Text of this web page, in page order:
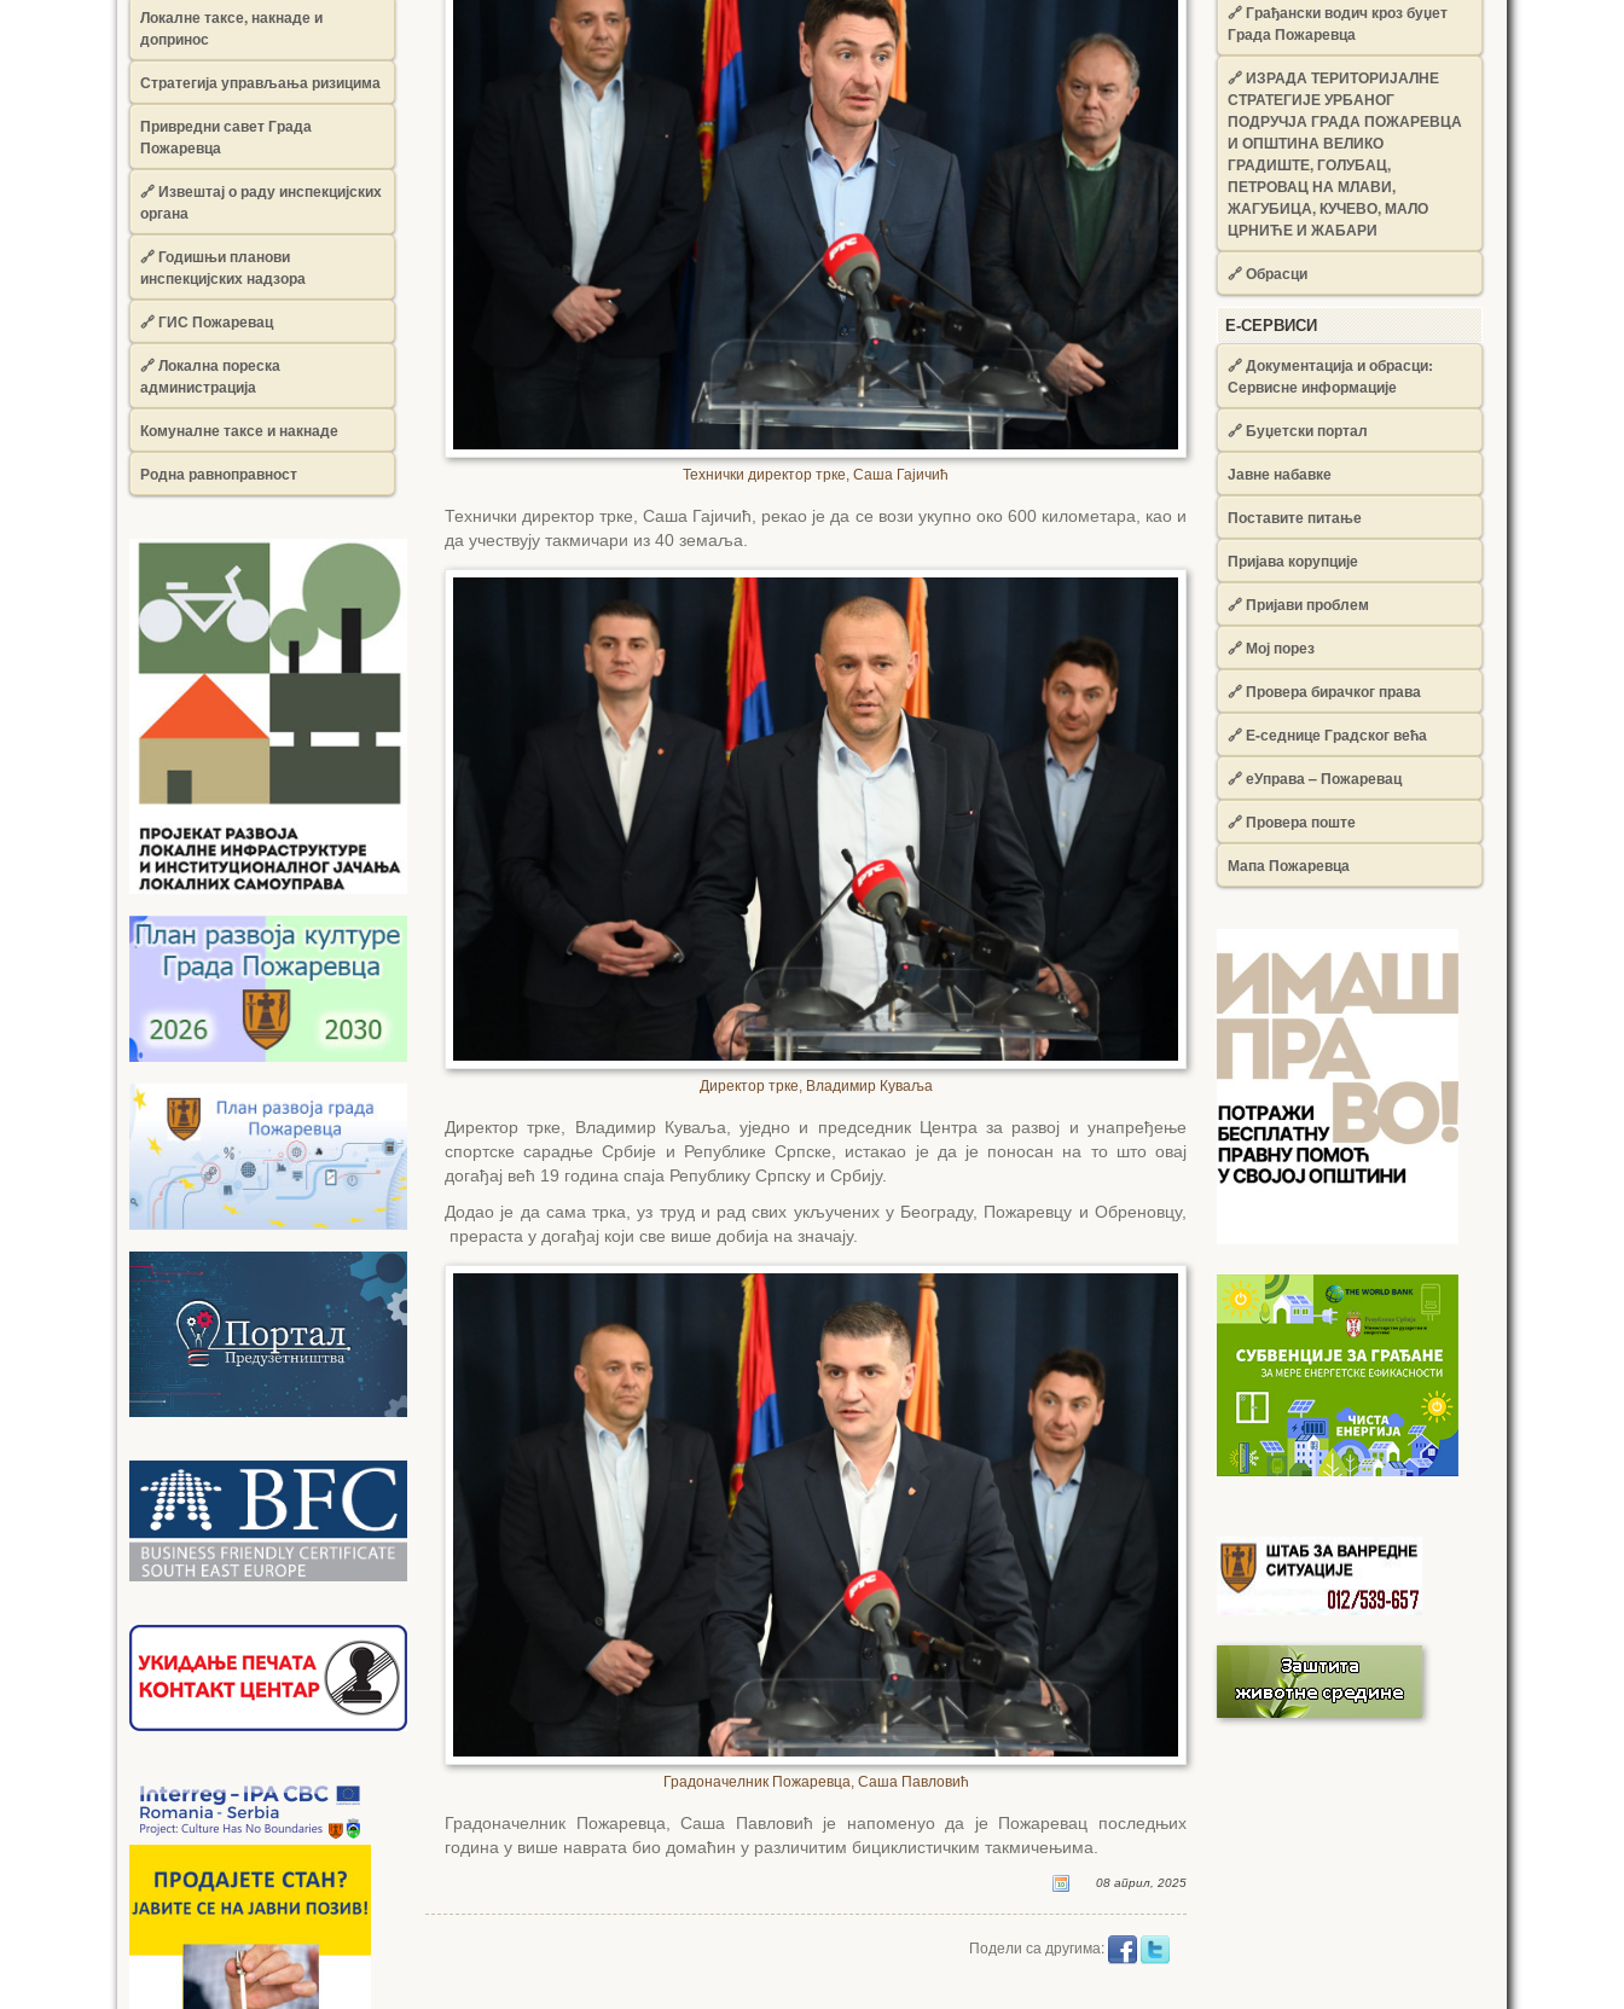
Локалне таксе, накнаде и
допринос
Стратегија управљања ризицима
Привредни савет Града
Пожаревца
🔗Извештај о раду инспекцијских
органа
🔗Годишњи планови
инспекцијских надзора
🔗 ГИС Пожаревац
🔗 Локална пореска
администрација
Комуналне таксе и накнаде
Родна равноправност
Технички директор трке, Саша Гајичић
Технички директор трке, Саша Гајичић, рекао је да се вози укупно око 600 километара, као и
да учествују такмичари из 40 земаља.
Директор трке, Владимир Куваља
Директор трке, Владимир Куваља, уједно и председник Центра за развој и унапређење
спортске сарадње Србије и Републике Српске, истакао је да је поносан на то што овај
догађај већ 19 година спаја Републику Српску и Србију.
Додао је да сама трка, уз труд и рад свих укључених у Београду, Пожаревцу и Обреновцу,
прераста у догађај који све више добија на значају.
Градоначелник Пожаревца, Саша Павловић
Градоначелник Пожаревца, Саша Павловић је напоменуо да је Пожаревац последњих
година у више наврата био домаћин у различитим бициклистичким такмичењима.
08 април, 2025
Подели са другима:
🔗Грађански водич кроз буџет
Града Пожаревца
🔗ИЗРАДА ТЕРИТОРИЈАЛНЕ
СТРАТЕГИЈЕ УРБАНОГ
ПОДРУЧЈА ГРАДА ПОЖАРЕВЦА
И ОПШТИНА ВЕЛИКО
ГРАДИШТЕ, ГОЛУБАЦ,
ПЕТРОВАЦ НА МЛАВИ,
ЖАГУБИЦА, КУЧЕВО, МАЛО
ЦРНИЋЕ И ЖАБАРИ
🔗Обрасци
Е-СЕРВИСИ
🔗 Документација и обрасци:
Сервисне информације
🔗 Буџетски портал
Јавне набавке
Поставите питање
Пријава корупције
🔗 Пријави проблем
🔗 Мој порез
🔗 Провера бирачког права
🔗 Е-седнице Градског већа
🔗 еУправа – Пожаревац
🔗 Провера поште
Мапа Пожаревца